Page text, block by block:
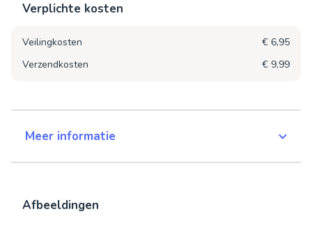
Verplichte kosten
Veilingkosten
€ 6,95
Verzendkosten
€ 9,99
Meer informatie
Afbeeldingen